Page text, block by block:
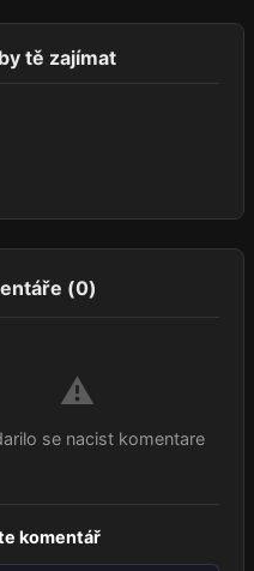
tě zajímat
(0)
⚠️
se nacist komentare
komentář